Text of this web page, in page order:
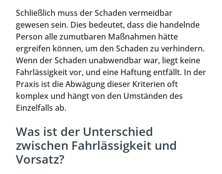
Schließlich muss der Schaden vermeidbar
gewesen sein. Dies bedeutet, dass die handelnde
Person alle zumutbaren Maßnahmen hätte
ergreifen können, um den Schaden zu verhindern.
Wenn der Schaden unabwendbar war, liegt keine
Fahrlässigkeit vor, und eine Haftung entfällt. In der
Praxis ist die Abwägung dieser Kriterien oft
komplex und hängt von den Umständen des
Einzelfalls ab.
Was ist der Unterschied
zwischen Fahrlässigkeit und
Vorsatz?